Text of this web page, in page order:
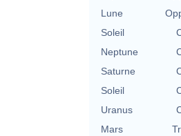
Lune
Soleil
Neptune
Saturne
Soleil
Uranus
Mars